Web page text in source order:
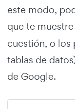
este modo,
que te
cuestión, o los
tablas de
de Google.